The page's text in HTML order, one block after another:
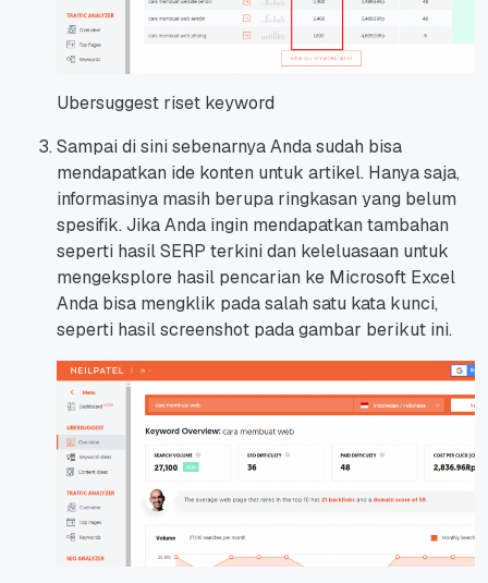
Ubersuggest riset keyword
Sampai di sini sebenarnya Anda sudah bisa
mendapatkan ide konten untuk artikel. Hanya saja,
informasinya masih berupa ringkasan yang belum
spesifik. Jika Anda ingin mendapatkan tambahan
seperti hasil SERP terkini dan keleluasaan untuk
mengeksplore hasil pencarian ke Microsoft Excel
Anda bisa mengklik pada salah satu kata kunci,
seperti hasil screenshot pada gambar berikut ini.